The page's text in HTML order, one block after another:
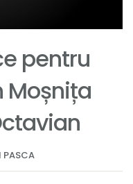
pentru
Moșnița
PASCA